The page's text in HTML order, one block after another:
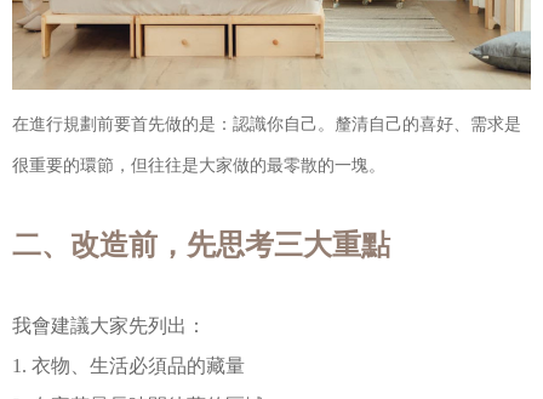
在進行規劃前要首先做的是：認識你自己。釐清自己的喜好、需求是
很重要的環節，但往往是大家做的最零散的一塊。
二、改造前，先思考三大重點
我會建議大家先列出：
1. 衣物、生活必須品的藏量